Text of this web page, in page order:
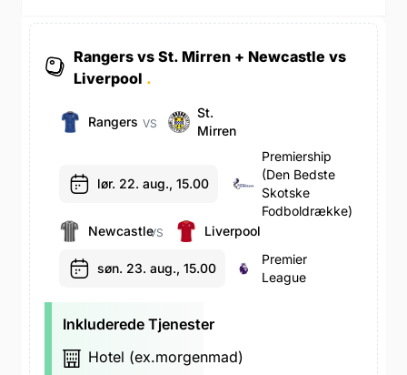
Rangers vs St. Mirren + Newcastle vs
Liverpool .
Rangers VS
St.
Mirren
lør. 22. aug., 15.00
Premiership
(den Bedste
Skotske
Fodboldrække)
NewcastleVS Liverpool
søn. 23. aug., 15.00
Premier
League
Inkluderede Tjenester
Hotel (ex.morgenmad)